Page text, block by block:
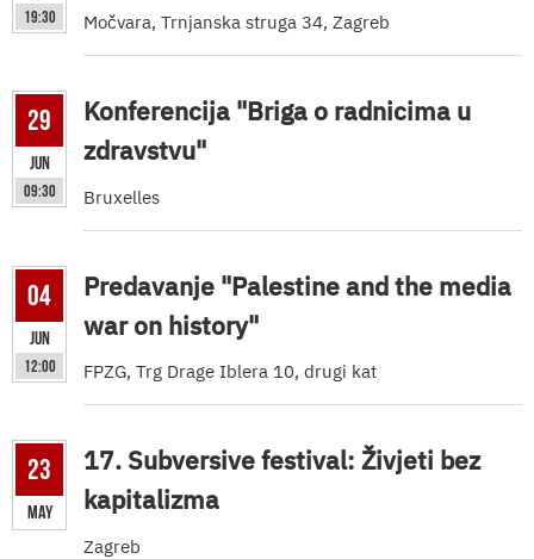
19:30 Močvara, Trnjanska struga 34, Zagreb
29
Jun
09:30
Konferencija "Briga o radnicima u
zdravstvu"
Bruxelles
04
Jun
12:00
Predavanje "Palestine and the media
war on history"
FPZG, Trg Drage Iblera 10, drugi kat
23
May
17. Subversive festival: Živjeti bez
kapitalizma
Zagreb